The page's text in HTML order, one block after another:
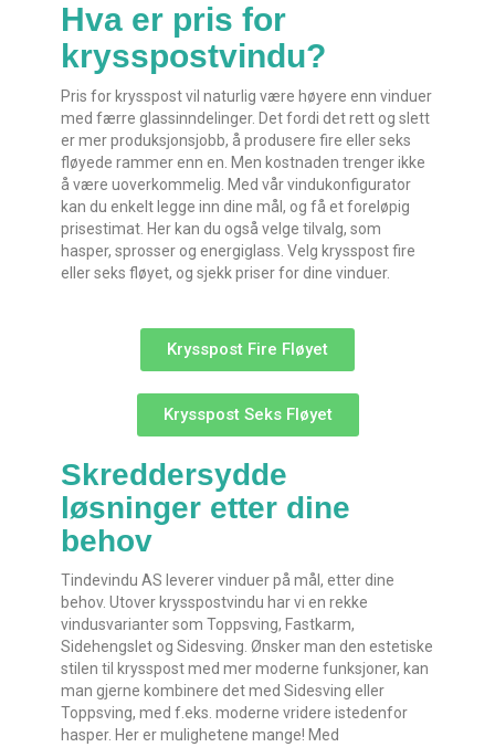
Hva er pris for
krysspostvindu?
Pris for krysspost vil naturlig være høyere enn vinduer
med færre glassinndelinger. Det fordi det rett og slett
er mer produksjonsjobb, å produsere fire eller seks
fløyede rammer enn en. Men kostnaden trenger ikke
å være uoverkommelig. Med vår vindukonfigurator
kan du enkelt legge inn dine mål, og få et foreløpig
prisestimat. Her kan du også velge tilvalg, som
hasper, sprosser og energiglass. Velg krysspost fire
eller seks fløyet, og sjekk priser for dine vinduer.
Krysspost Fire Fløyet
Krysspost Seks Fløyet
Skreddersydde
løsninger etter dine
behov
Tindevindu AS leverer vinduer på mål, etter dine
behov. Utover krysspostvindu har vi en rekke
vindusvarianter som Toppsving, Fastkarm,
Sidehengslet og Sidesving. Ønsker man den estetiske
stilen til krysspost med mer moderne funksjoner, kan
man gjerne kombinere det med Sidesving eller
Toppsving, med f.eks. moderne vridere istedenfor
hasper. Her er mulighetene mange! Med